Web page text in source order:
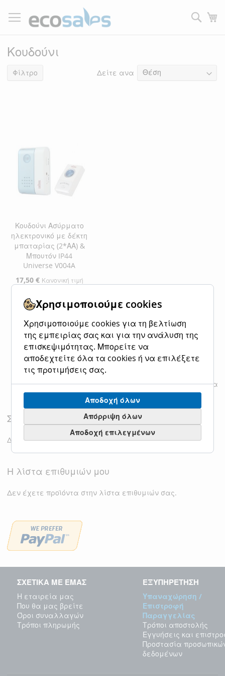
στο
περιεχόμενο
Κουδούνι
είδος Δείτε ανα
Κουδούνι Ασύρματο
ηλεκτρονικό με δέκτη
μπαταρίας (2*ΑΑ) &
Μπουτόν IP44
Universe V004A
Ειδική
17,50 € Κανονική τιμή
ΠΡΟΣΘΉΚΗ
ΣΤΗ
ΛΊΣΤΑ
ΕΠΙΘΥΜΙΏΝ
ΠΡΟΣΘΉΚΗ
ΓΙΑ
ΣΎΓΚΡΙΣΗ
Εμφάνιση
ανά σελίδα
Φίλτρο
Σύγκριση Προϊόντων
Δεν έχετε επιλέξει προϊόντα για σύγκριση.
Η λίστα επιθυμιών μου
Δεν έχετε προϊόντα στην λίστα επιθυμιών σας.
ΣΧΕΤΙΚΑ ΜΕ ΕΜΑΣ
Η εταιρεία μας
Που θα μας βρείτε
Όροι συναλλαγών
Τρόποι πληρωμής
ΕΞΥΠΗΡΕΤΗΣΗ
Υπαναχώρηση /
Επιστροφή
Παραγγελίας
Τρόποι αποστολής
Εγγυήσεις και
Προστασία
δεδομένων
Χρησιμοποιούμε cookies
Χρησιμοποιούμε cookies για τη βελτίωση
της εμπειρίας σας και για την ανάλυση της
επισκεψιμότητας. Μπορείτε να
αποδεχτείτε όλα τα cookies ή να επιλέξετε
τις προτιμήσεις σας.
Αποδοχή όλων
Απόρριψη όλων
Αποδοχή επιλεγμένων